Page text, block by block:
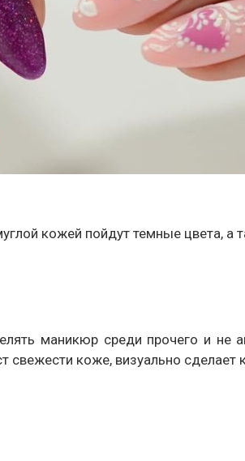
кожей пойдут темные
маникюр среди прочего и не
свежести коже, визуально